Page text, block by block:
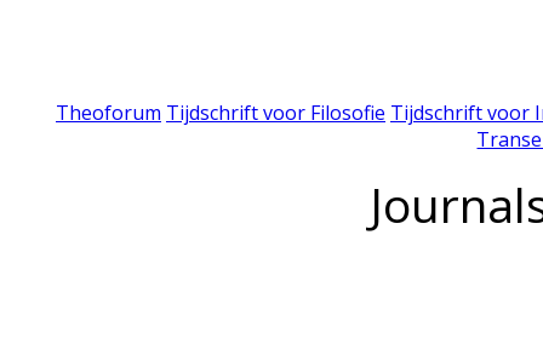
Theoforum Tijdschrift voor Filosofie Tijdschrift voor